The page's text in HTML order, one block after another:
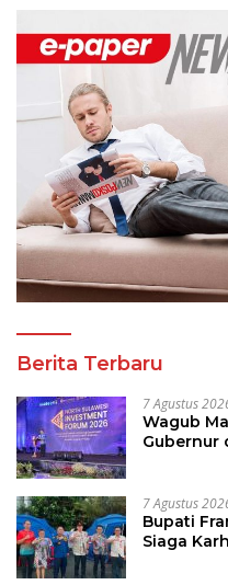
Berita Terbaru
7 Agustus
Wagub
Gubernur
7 Agustus
Bupati
Siaga